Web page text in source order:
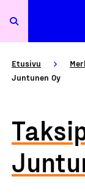
Etusivu
Juntunen Oy